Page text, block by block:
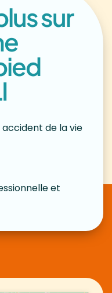
sur
de la vie
et